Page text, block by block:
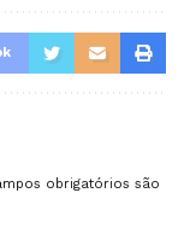
obrigatórios são